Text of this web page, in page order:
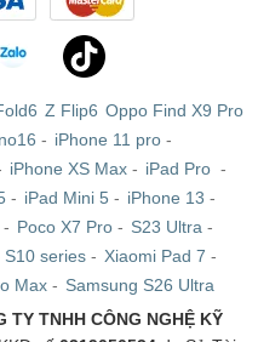
Z Flip6 Oppo Find X9 Pro
- iPhone 11 pro-
iPhone XS Max- iPad Pro -
- iPad Mini 5 - iPhone 13 -
- Poco X7 Pro - S23 Ultra -
S10 series - Xiaomi Pad 7 -
Max- Samsung S26 Ultra
TY TNHH CÔNG NGHỆ KỸ